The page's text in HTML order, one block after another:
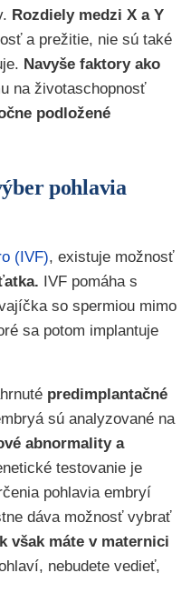
Rozdiely medzi X a Y
a prežitie, nie sú také
Navyše faktory ako
na životaschopnosť
podložené
pohlavia
(IVF), existuje možnosť
IVF pomáha s
so spermiou mimo
sa potom implantuje
predimplantačné
sú analyzované na
abnormality a
testovanie je
pohlavia embryí
dáva možnosť vybrať
však máte v maternici
nebudete vedieť,